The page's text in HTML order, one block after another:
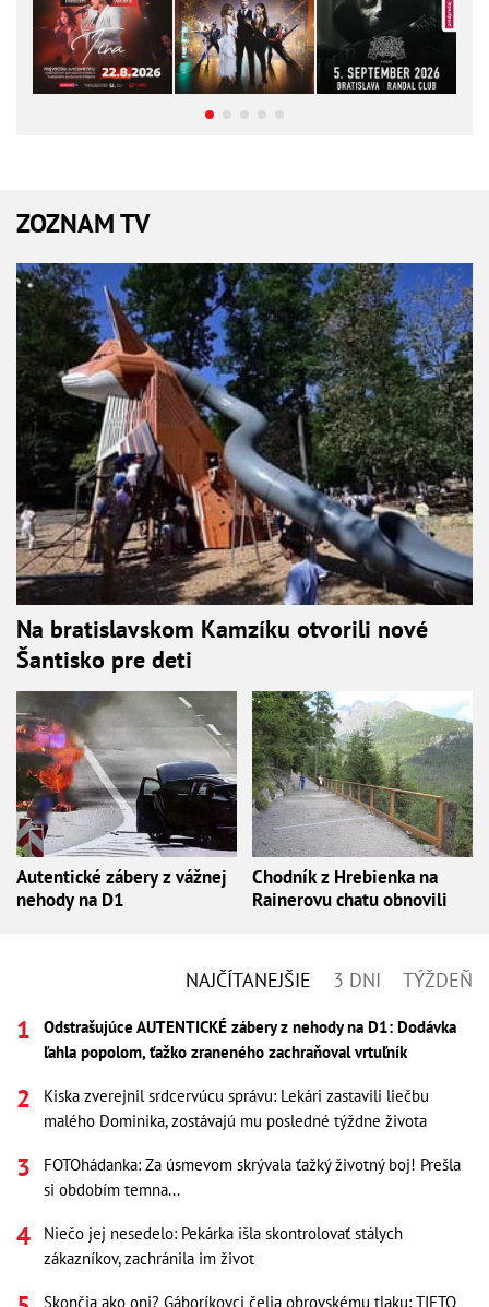
ZOZNAM TV
Na bratislavskom Kamzíku otvorili nové
Šantisko pre deti
Autentické zábery z vážnej
nehody na D1
Chodník z Hrebienka na
Rainerovu chatu obnovili
NAJČÍTANEJŠIE 3 DNI TÝŽDEŇ
Odstrašujúce AUTENTICKÉ zábery z nehody na D1: Dodávka
ľahla popolom, ťažko zraneného zachraňoval vrtuľník
Kiska zverejnil srdcervúcu správu: Lekári zastavili liečbu
malého Dominika, zostávajú mu posledné týždne života
FOTOhádanka: Za úsmevom skrývala ťažký životný boj! Prešla
si obdobím temna...
Niečo jej nesedelo: Pekárka išla skontrolovať stálych
zákazníkov, zachránila im život
Skončia ako oni? Gáboríkovci čelia obrovskému tlaku: TIETO